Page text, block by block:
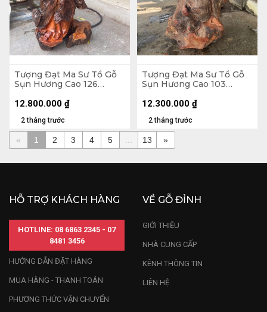
Tượng Đạt Ma Sư Tổ Gỗ
Sụn Hương Cao 126
2 tháng trước
12.800.000 ₫
Tượng Đạt Ma Sư Tổ Gỗ
Sụn Hương Cao 103
2 tháng trước
12.300.000 ₫
« 1 2 3 4 5 13 »
HỖ TRỢ KHÁCH HÀNG
HOTLINE: 08 6863 2345 - 07
8481 3456
HƯỚNG DẪN ĐẶT HÀNG
MUA HÀNG - THANH TOÁN
PHƯƠNG THỨC VẬN CHUYỂN
VỀ GỖ ĐỈNH
GIỚI THIỆU
NHÀ CUNG CẤP
KÊNH THÔNG TIN
LIÊN HỆ